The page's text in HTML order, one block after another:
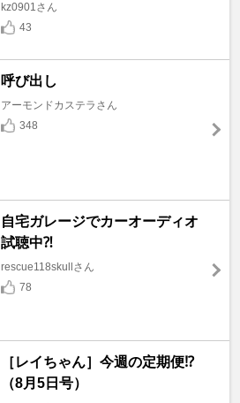
kz0901さん
43
呼び出し
アーモンドカステラさん
348
自宅ガレージでカーオーディオ
試聴中⁈
rescue118skullさん
78
［レイちゃん］今週の定期便⁉️
（8月5日号）